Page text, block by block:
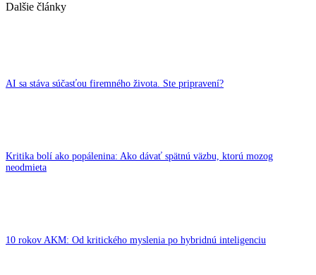
Dalšie články
AI sa stáva súčasťou firemného života. Ste pripravení?
Kritika bolí ako popálenina: Ako dávať spätnú väzbu, ktorú mozog
neodmieta
10 rokov AKM: Od kritického myslenia po hybridnú inteligenciu